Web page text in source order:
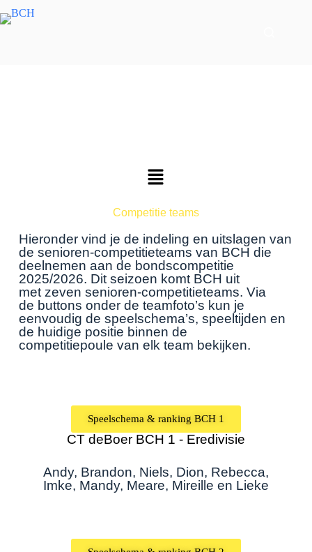
Competitie teams
Hieronder vind je de indeling en uitslagen van
de senioren-competitieteams van BCH die
deelnemen aan de bondscompetitie
2025/2026. Dit seizoen komt BCH uit
metzeven senioren-competitieteams. Via
de buttons onder de teamfoto’s kun je
eenvoudig de speelschema’s, speeltijden en
de huidige positie binnen de
competitiepoule van elk team bekijken.
Speelschema & ranking BCH 1
CT deBoer BCH 1 - Eredivisie
Andy, Brandon, Niels, Dion, Rebecca,
Imke, Mandy, Meare, Mireille en Lieke